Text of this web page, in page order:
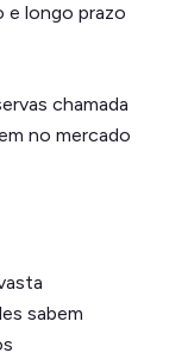
e longo prazo
chamada
no mercado
sabem